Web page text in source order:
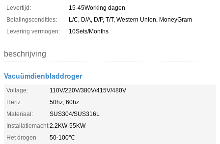
Levertijd:
15-45Working dagen
Betalingscondities:
L/C, D/A, D/P, T/T, Western Union, MoneyGram
Levering vermogen:
10Sets/Months
beschrijving
Vacuümdienbladdroger
Voltage:
110V/220V/380V/415V/480V
Hertz:
50hz, 60hz
Materiaal:
SUS304/SUS316L
Installatiemacht:2.2KW-55KW
Het drogen
50-100℃